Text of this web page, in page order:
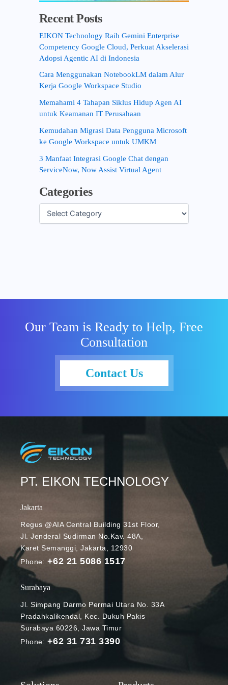
Recent Posts
EIKON Technology Raih Gemini Enterprise
Competency Google Cloud, Perkuat Akselerasi
Adopsi Agentic AI di Indonesia
Cara Menggunakan NotebookLM dalam Alur
Kerja Google Workspace Studio
Memahami 4 Tahapan Siklus Hidup Agen AI
untuk Keamanan IT Perusahaan
Kemudahan Migrasi Data Pengguna Microsoft
ke Google Workspace untuk UMKM
3 Manfaat Integrasi Google Chat dengan
ServiceNow, Now Assist Virtual Agent
Categories
Our Team is Ready to Help, Free
Consultation
Contact Us
PT. EIKON TECHNOLOGY
Jakarta
Regus @AIA Central Building 31st Floor,
Jl. Jenderal Sudirman No.Kav. 48A,
Karet Semanggi, Jakarta, 12930
Phone: +62 21 5086 1517
Surabaya
Jl. Simpang Darmo Permai Utara No. 33A
Pradahkalikendal, Kec. Dukuh Pakis
Surabaya 60226, Jawa Timur
Phone: +62 31 731 3390